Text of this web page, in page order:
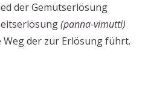
der Gemütserlösung
(panna-vimutti)
der zur Erlösung führt.